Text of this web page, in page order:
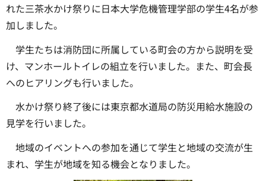
れた三茶水かけ祭りに日本大学危機管理学部の学生4名が参
加しました。
学生たちは消防団に所属している町会の方から説明を受
け、マンホールトイレの組立を行いました。また、町会長
へのヒアリングも行いました。
水かけ祭り終了後には東京都水道局の防災用給水施設の
見学を行いました。
地域のイベントへの参加を通じて学生と地域の交流が生
まれ、学生が地域を知る機会となりました。